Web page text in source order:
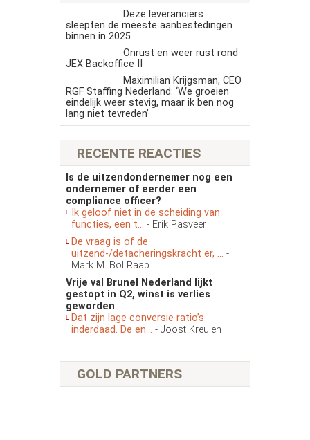
Deze leveranciers
sleepten de meeste aanbestedingen
binnen in 2025
Onrust en weer rust rond
JEX Backoffice II
Maximilian Krijgsman, CEO
RGF Staffing Nederland: ‘We groeien
eindelijk weer stevig, maar ik ben nog
lang niet tevreden’
RECENTE REACTIES
Is de uitzendondernemer nog een
ondernemer of eerder een
compliance officer?
Ik geloof niet in de scheiding van
functies, een t... - Erik Pasveer
De vraag is of de
uitzend-/detacheringskracht er, ... -
Mark M. Bol Raap
Vrije val Brunel Nederland lijkt
gestopt in Q2, winst is verlies
geworden
Dat zijn lage conversie ratio’s
inderdaad. De en... - Joost Kreulen
GOLD PARTNERS